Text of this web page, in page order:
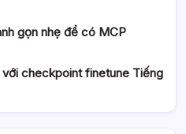
gọn nhẹ để có MCP
checkpoint finetune Tiếng